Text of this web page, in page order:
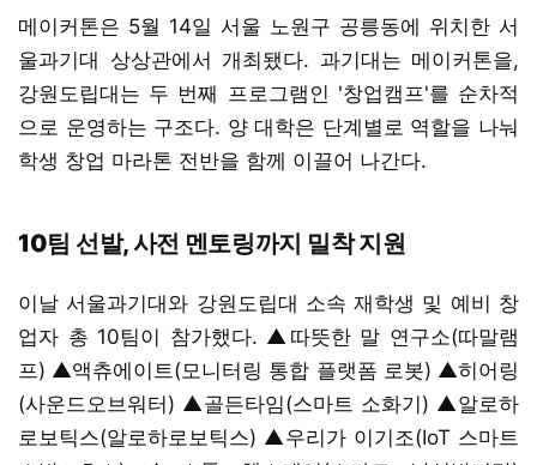
메이커톤은 5월 14일 서울 노원구 공릉동에 위치한 서
울과기대 상상관에서 개최됐다. 과기대는 메이커톤을,
강원도립대는 두 번째 프로그램인 '창업캠프'를 순차적
으로 운영하는 구조다. 양 대학은 단계별로 역할을 나눠
학생 창업 마라톤 전반을 함께 이끌어 나간다.
10팀 선발, 사전 멘토링까지 밀착 지원
이날 서울과기대와 강원도립대 소속 재학생 및 예비 창
업자 총 10팀이 참가했다. ▲따뜻한 말 연구소(따말램
프) ▲액츄에이트(모니터링 통합 플랫폼 로봇) ▲히어링
(사운드오브워터) ▲골든타임(스마트 소화기) ▲알로하
로보틱스(알로하로보틱스) ▲우리가 이기조(IoT 스마트